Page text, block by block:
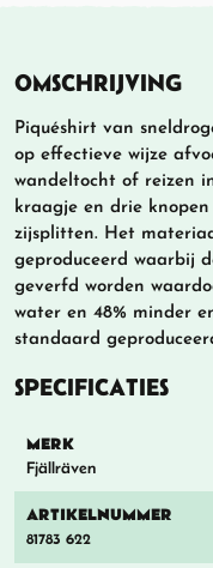
OMSCHRIJVING
Piquéshirt van
op effectieve wijze
wandeltocht of reizen
kraagje en drie
zijsplitten. Het
geproduceerd waarbij
geverfd worden
water en 48% minder
standaard
SPECIFICATIES
MERK
Fjällräven
ARTIKELNUMMER
81783 622